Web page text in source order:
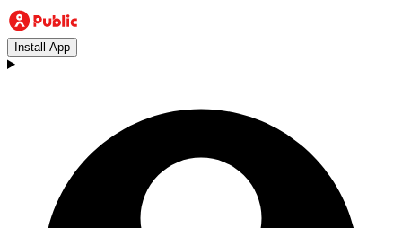
Install App